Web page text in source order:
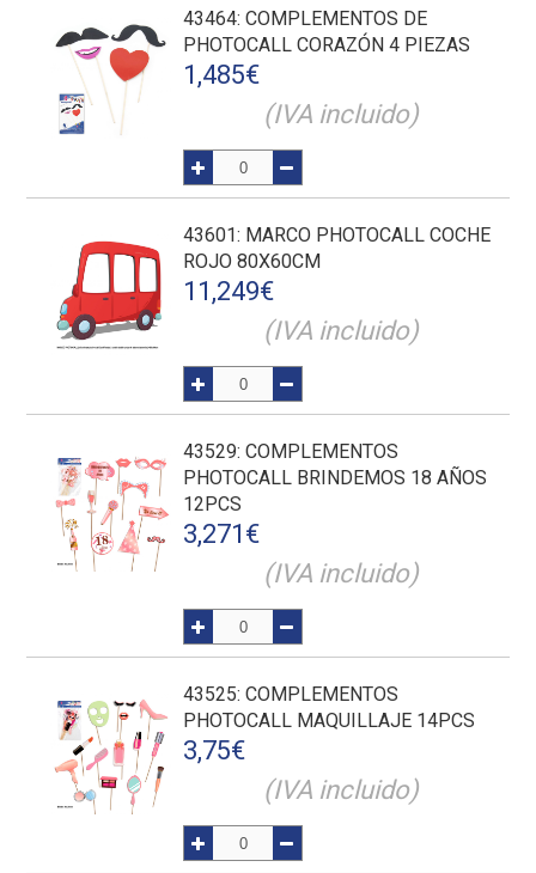
43464: COMPLEMENTOS DE
PHOTOCALL CORAZÓN 4 PIEZAS
1,485€
(IVA incluido)
43601: MARCO PHOTOCALL COCHE
ROJO 80X60CM
11,249€
(IVA incluido)
43529: COMPLEMENTOS
PHOTOCALL BRINDEMOS 18 AÑOS
12PCS
3,271 €
(IVA incluido)
43525: COMPLEMENTOS
PHOTOCALL MAQUILLAJE 14PCS
3,75€
(IVA incluido)